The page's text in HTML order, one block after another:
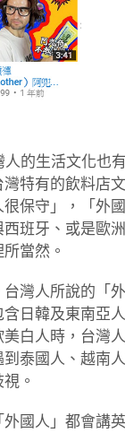
的生活文化也
特有的飲料店
保守」，「外
班牙、或是歐
當然。
灣人所說的「外
日韓及東南亞
白人時，台灣
泰國人、越南
。
國人」都會講